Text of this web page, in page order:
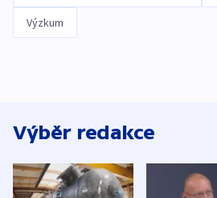
Výzkum
Výběr redakce